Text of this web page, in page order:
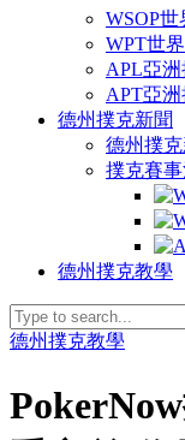
WSOP
WPT世
APL亞
APT亞
德州撲克新聞
德州撲克
撲克賽事
德州撲克教學
德州撲克教學